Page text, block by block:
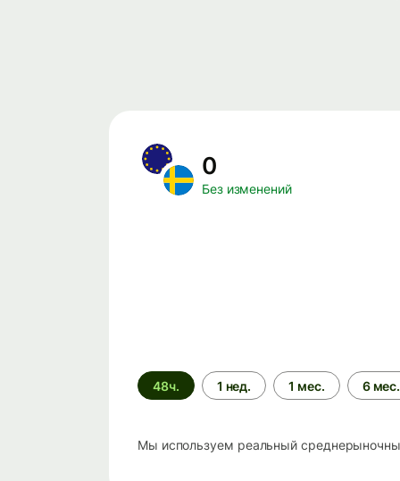
0
Без изменений
Период
времени
48ч. 1 нед. 1 мес. 6 мес.
Мы используем реальный